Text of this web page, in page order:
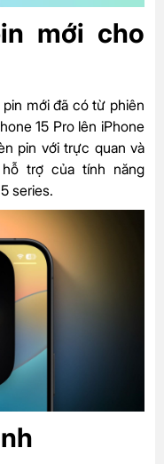
mới cho
mới đã có từ phiên
15 Pro lên iPhone
pin với trực quan và
trợ của tính năng
series.